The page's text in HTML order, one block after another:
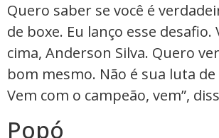
Quero saber se você é
de boxe. Eu lanço esse desafio.
cima, Anderson Silva. Quero
bom mesmo. Não é sua luta de
Vem com o campeão, vem”,
Popó